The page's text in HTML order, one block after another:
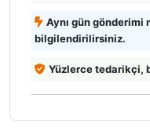
Aynı gün
bilgilendirilirsiniz.
Yüzlerce tedarikçi,